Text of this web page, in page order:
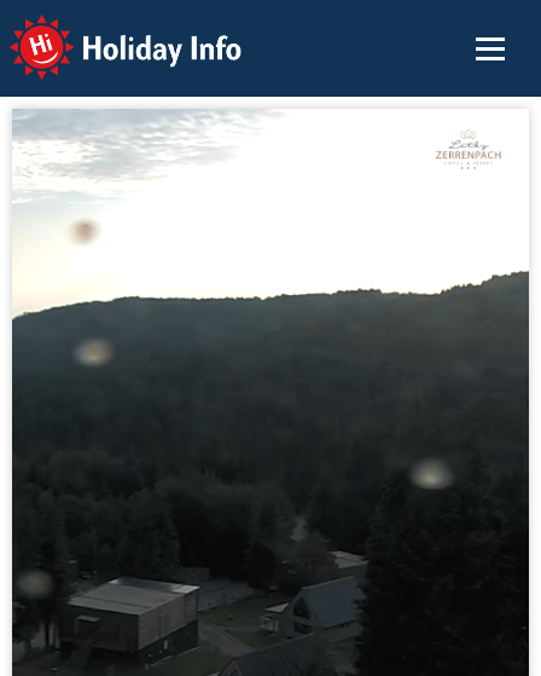
Holiday Info